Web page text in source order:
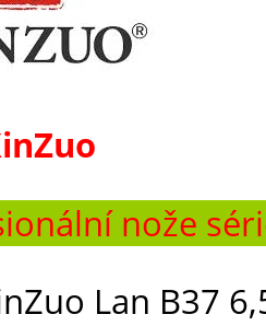
nože
Lan B37